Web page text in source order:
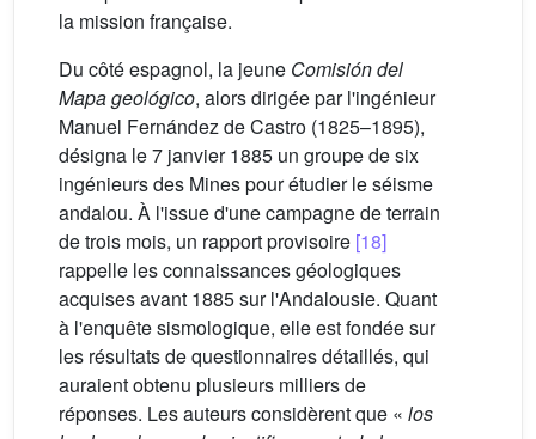
la mission française.
Du côté espagnol, la jeune Comisión del
Mapa geológico, alors dirigée par l'ingénieur
Manuel Fernández de Castro (1825–1895),
désigna le 7 janvier 1885 un groupe de six
ingénieurs des Mines pour étudier le séisme
andalou. À l'issue d'une campagne de terrain
de trois mois, un rapport provisoire [18]
rappelle les connaissances géologiques
acquises avant 1885 sur l'Andalousie. Quant
à l'enquête sismologique, elle est fondée sur
les résultats de questionnaires détaillés, qui
auraient obtenu plusieurs milliers de
réponses. Les auteurs considèrent que « los